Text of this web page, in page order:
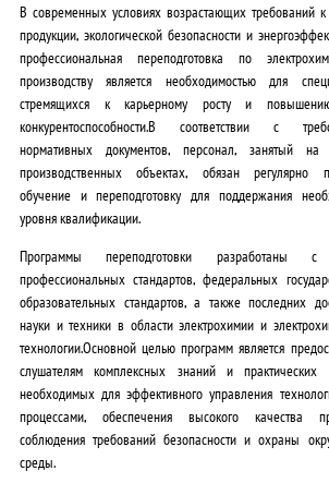
В современных условиях возрастающих требований к
продукции, экологической безопасности и
профессиональная переподготовка по
производству является необходимостью для
стремящихся к карьерному росту и
конкурентоспособности.В соответствии с
нормативных документов, персонал, занятый на
производственных объектах, обязан регулярно
обучение и переподготовку для поддержания
уровня квалификации.
Программы переподготовки разработаны с
профессиональных стандартов, федеральных
образовательных стандартов, а также последних
науки и техники в области электрохимии и
технологии.Основной целью программ является
слушателям комплексных знаний и практических
необходимых для эффективного управления
процессами, обеспечения высокого качества
соблюдения требований безопасности и охраны
среды.